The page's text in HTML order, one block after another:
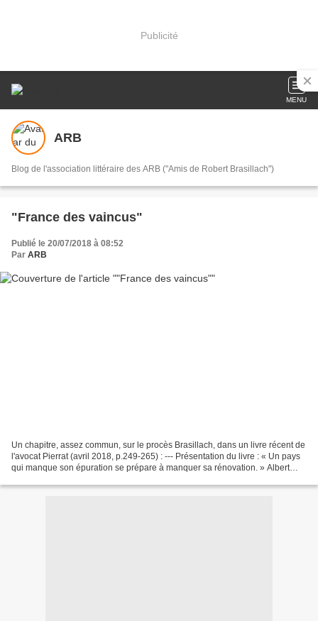
Publicité
MENU
ARB
Blog de l'association littéraire des ARB ("Amis de Robert Brasillach")
"France des vaincus"
Publié le 20/07/2018 à 08:52
Par ARB
Un chapitre, assez commun, sur le procès Brasillach, dans un livre récent de
l'avocat Pierrat (avril 2018, p.249-265) : --- Présentation du livre : « Un pays
qui manque son épuration se prépare à manquer sa rénovation. » Albert